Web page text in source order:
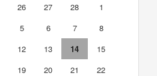
26 27 28
1
5 6 7
8
12 13 14
15
19 20 21
22